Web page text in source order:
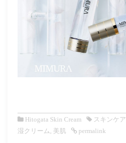
Hitogata Skin Cream スキンケア
湿クリーム, 美肌 permalink